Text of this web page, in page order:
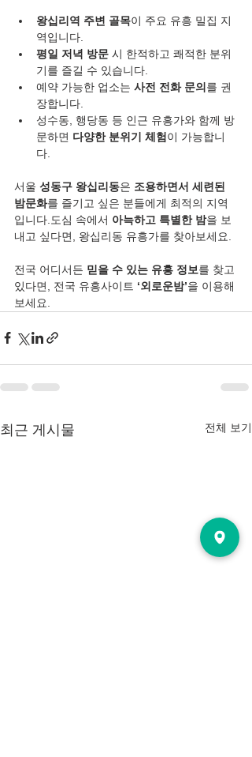
왕십리역 주변 골목이 주요 유흥 밀집 지
역입니다.
평일 저녁 방문 시 한적하고 쾌적한 분위
기를 즐길 수 있습니다.
예약 가능한 업소는 사전 전화 문의 를 권
장합니다.
성수동, 행당동 등 인근 유흥가와 함께 방
문하면 다양한 분위기 체험이 가능합니
다.
서울 성동구 왕십리동은 조용하면서 세련된
밤문화를 즐기고 싶은 분들에게 최적의 지역
입니다.도심 속에서 아늑하고 특별한 밤을 보
내고 싶다면, 왕십리동 유흥가를 찾아보세요.
전국 어디서든 믿을 수 있는 유흥 정보를 찾고
있다면, 전국 유흥사이트 ‘외로운밤’을 이용해
보세요.
최근 게시물 전체 보기